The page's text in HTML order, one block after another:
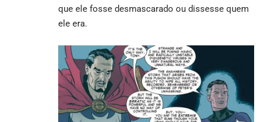
que ele fosse desmascarado ou dissesse quem
ele era.